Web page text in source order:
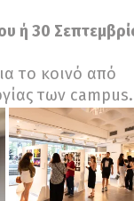
ή 30
το κοινό από
των